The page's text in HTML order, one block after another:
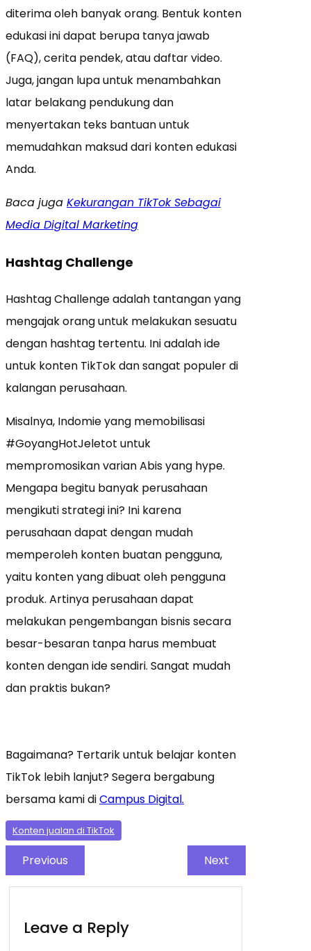
diterima oleh banyak orang. Bentuk konten
edukasi ini dapat berupa tanya jawab
(FAQ), cerita pendek, atau daftar video.
Juga, jangan lupa untuk menambahkan
latar belakang pendukung dan
menyertakan teks bantuan untuk
memudahkan maksud dari konten edukasi
Anda.
Baca juga Kekurangan TikTok Sebagai
Media Digital Marketing
Hashtag Challenge
Hashtag Challenge adalah tantangan yang
mengajak orang untuk melakukan sesuatu
dengan hashtag tertentu. Ini adalah ide
untuk konten TikTok dan sangat populer di
kalangan perusahaan.
Misalnya, Indomie yang memobilisasi
#GoyangHotJeletot untuk
mempromosikan varian Abis yang hype.
Mengapa begitu banyak perusahaan
mengikuti strategi ini? Ini karena
perusahaan dapat dengan mudah
memperoleh konten buatan pengguna,
yaitu konten yang dibuat oleh pengguna
produk. Artinya perusahaan dapat
melakukan pengembangan bisnis secara
besar-besaran tanpa harus membuat
konten dengan ide sendiri. Sangat mudah
dan praktis bukan?
Bagaimana? Tertarik untuk belajar konten
TikTok lebih lanjut? Segera bergabung
bersama kami diCampus Digital.
Konten jualan di TikTok
Previous Next
Leave a Reply